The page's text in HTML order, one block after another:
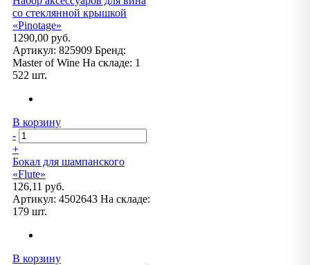
со стеклянной крышкой
«Pinotage»
1290,00 руб.
Артикул: 825909 Бренд:
Master of Wine На складе: 1
522 шт.
В корзину
-
+
Бокал для шампанского
«Flute»
126,11 руб.
Артикул: 4502643 На складе:
179 шт.
В корзину